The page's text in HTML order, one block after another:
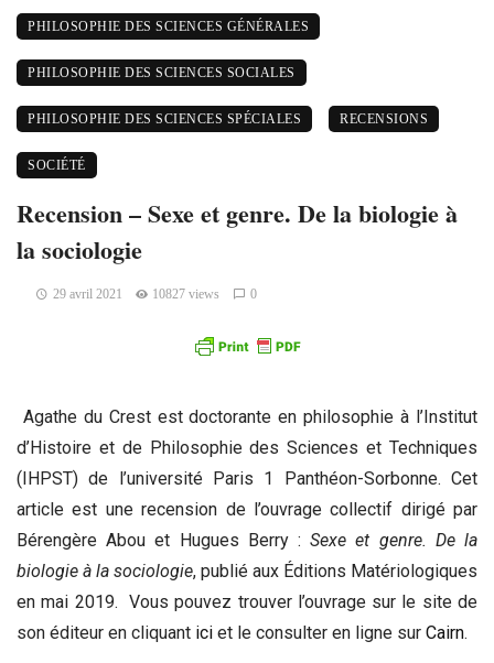
PHILOSOPHIE DES SCIENCES GÉNÉRALES
PHILOSOPHIE DES SCIENCES SOCIALES
PHILOSOPHIE DES SCIENCES SPÉCIALES RECENSIONS
SOCIÉTÉ
Recension – Sexe et genre. De la biologie à
la sociologie
29 avril 2021 10827 views 0
Agathe du Crest est doctorante en philosophie à l’Institut
d’Histoire et de Philosophie des Sciences et Techniques
(IHPST) de l’université Paris 1 Panthéon-Sorbonne. Cet
article est une recension de l’ouvrage collectif dirigé par
Bérengère Abou et Hugues Berry :Sexe et genre. De la
biologie à la sociologie, publié aux Éditions Matériologiques
en mai 2019. Vous pouvez trouver l’ouvrage sur le site de
son éditeur en cliquant ici et le consulter en ligne sur Cairn.